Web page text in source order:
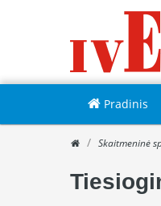
Pradinis
Skaitmeninė